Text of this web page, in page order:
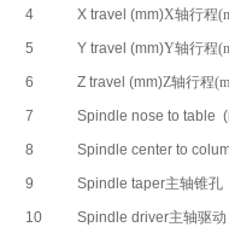
4
X travel (mm)X轴行程
5
Y travel (mm)Y轴行程
6
Z travel (mm)Z轴行程
7
Spindle nose to table
8
Spindle center to
9
Spindle taper主轴锥孔
10
Spindle driver主轴驱动